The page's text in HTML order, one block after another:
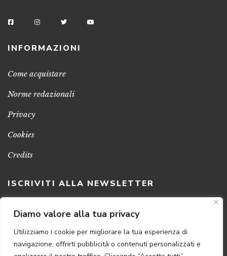
Diamo valore alla tua privacy
Utilizziamo i cookie per migliorare la tua esperienza di
navigazione, offrirti pubblicità o contenuti personalizzati e
INFORMAZIONI
Come acquistare
Norme redazionali
Privacy
Cookies
Credits
ISCRIVITI ALLA NEWSLETTER
Clicca sul pulsante per ricevere le nostre ultime novità,
notizie e promozioni